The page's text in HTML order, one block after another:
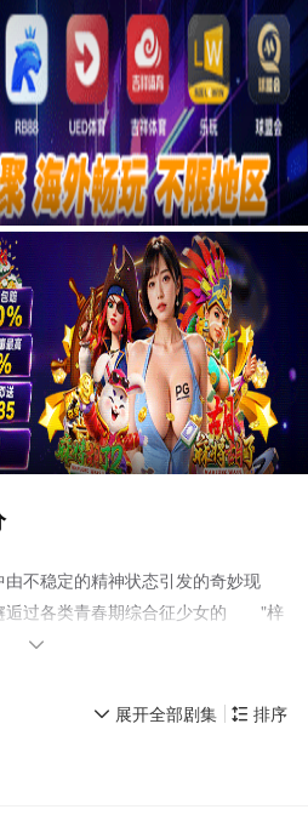
广告
稳定的精神状态引发的奇妙现
各类青春期综合征少女的 "梓
为国民级人气女演员的恋人"樱岛
。 吃了一惊。 "你居然能看见我
......我的名字是雾岛透子 社交
的网络歌手、骚灵现象， 伴随着

 排序
 展开全部剧集